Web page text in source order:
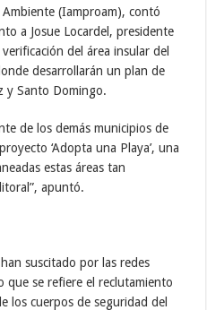
(Iamproam), contó
a Josue Locardel, presidente
del área insular del
desarrollarán un plan de
y Santo Domingo.
de los demás municipios de
‘Adopta una Playa’, una
estas áreas tan
apuntó.
suscitado por las redes
que se refiere el reclutamiento
los cuerpos de seguridad del